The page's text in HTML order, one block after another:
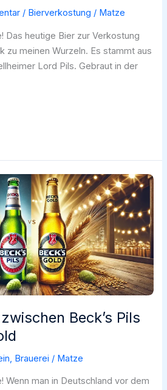
/ Bierverkostung / Matze
Das heutige Bier zur Verkostung
zu meinen Wurzeln. Es stammt aus
Lord Pils. Gebraut in der
Beck’s Pils
, Brauerei / Matze
Wenn man in Deutschland vor dem